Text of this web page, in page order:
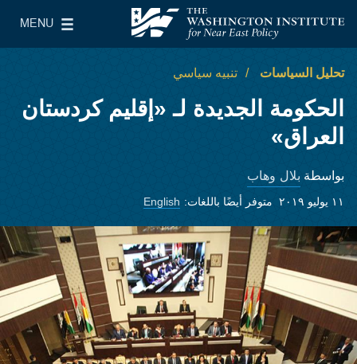
معهد واشنطن لسياسات الشرق الأدنى
MENU
Main Menu
تحليل السياسات تنبيه سياسي
الحكومة الجديدة لـ «إقليم كردستان
العراق»
بواسطة بلال وهاب
١١ يوليو ٢٠١٩ متوفر أيضًا باللغات: English